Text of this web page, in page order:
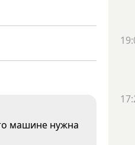
машине нужна